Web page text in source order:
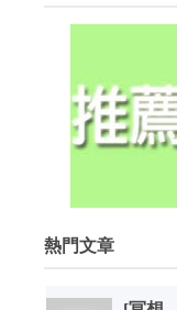
熱門文章